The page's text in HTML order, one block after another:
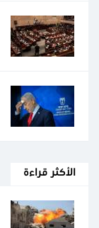
الأكثر قراءة